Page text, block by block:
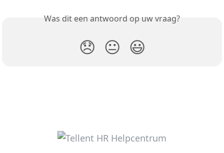
Was dit een antwoord op uw vraag?
😞 😐 😃